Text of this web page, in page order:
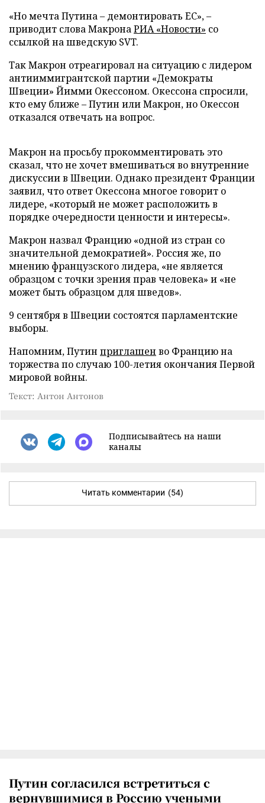
«Но мечта Путина – демонтировать ЕС», –
приводит слова МакронаРИА «Новости» со
ссылкой на шведскую SVT.
Так Макрон отреагировал на ситуацию с лидером
антииммигрантской партии «Демократы
Швеции» Йимми Окессоном. Окессона спросили,
кто ему ближе – Путин или Макрон, но Окессон
отказался отвечать на вопрос.
Макрон на просьбу прокомментировать это
сказал, что не хочет вмешиваться во внутренние
дискуссии в Швеции. Однако президент Франции
заявил, что ответ Окессона многое говорит о
лидере, «который не может расположить в
порядке очередности ценности и интересы».
Макрон назвал Францию «одной из стран со
значительной демократией». Россия же, по
мнению французского лидера, «не является
образцом с точки зрения прав человека» и «не
может быть образцом для шведов».
9 сентября в Швеции состоятся парламентские
выборы.
Напомним, Путин приглашен во Францию на
торжества по случаю 100-летия окончания Первой
мировой войны.
Текст: Антон Антонов
Подписывайтесь на наши
каналы
Читать комментарии (54)
Путин согласился встретиться с
вернувшимися в Россию учеными